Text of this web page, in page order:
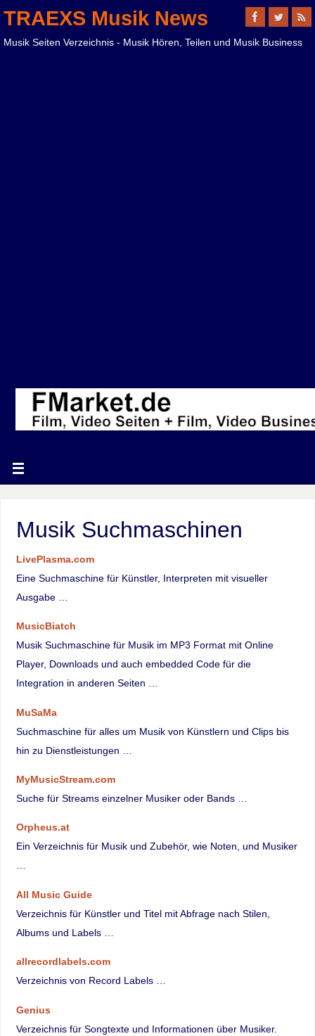
TRAEXS Musik News
Musik Seiten Verzeichnis - Musik Hören, Teilen und Musik Business
Musik Suchmaschinen
LivePlasma.com
Eine Suchmaschine für Künstler, Interpreten mit visueller
Ausgabe …
MusicBiatch
Musik Suchmaschine für Musik im MP3 Format mit Online
Player, Downloads und auch embedded Code für die
Integration in anderen Seiten …
MuSaMa
Suchmaschine für alles um Musik von Künstlern und Clips bis
hin zu Dienstleistungen …
MyMusicStream.com
Suche für Streams einzelner Musiker oder Bands …
Orpheus.at
Ein Verzeichnis für Musik und Zubehör, wie Noten, und Musiker
…
All Music Guide
Verzeichnis für Künstler und Titel mit Abfrage nach Stilen,
Albums und Labels …
allrecordlabels.com
Verzeichnis von Record Labels …
Genius
Verzeichnis für Songtexte und Informationen über Musiker.